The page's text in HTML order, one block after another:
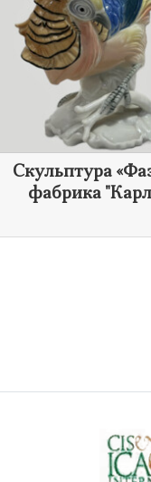
Скульптура
фабрика